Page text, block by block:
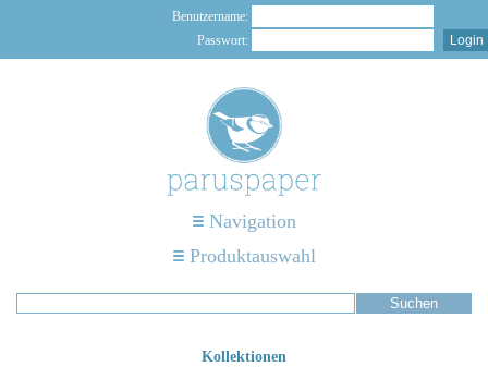
Benutzername:
Passwort:
Navigation
Produktauswahl
Kollektionen